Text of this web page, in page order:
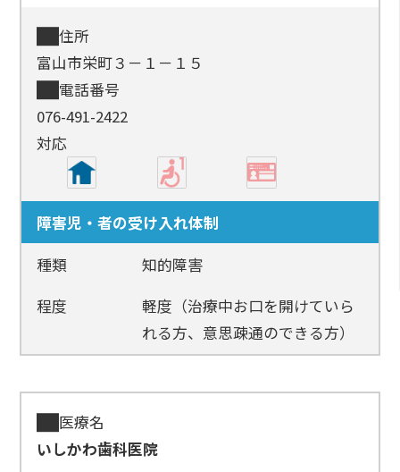
住所
富山市栄町３－１－１５
電話番号
076-491-2422
対応
障害児・者の受け入れ体制
種類
知的障害
程度
軽度（治療中お口を開けていら
れる方、意思疎通のできる方）
医療名
いしかわ歯科医院